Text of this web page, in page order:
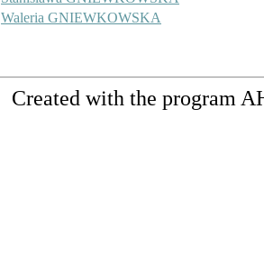
Waleria GNIEWKOWSKA
Created with the program